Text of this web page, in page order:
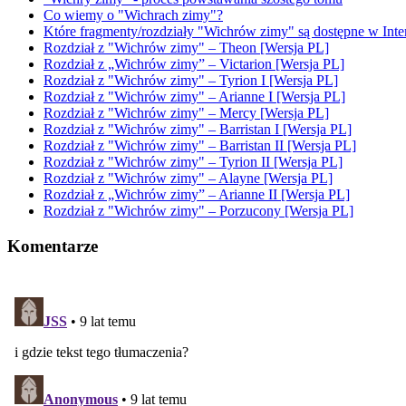
Co wiemy o "Wichrach zimy"?
Które fragmenty/rozdziały "Wichrów zimy" są dostępne w
Rozdział z "Wichrów zimy" – Theon [Wersja PL]
Rozdział z „Wichrów zimy” – Victarion [Wersja PL]
Rozdział z "Wichrów zimy" – Tyrion I [Wersja PL]
Rozdział z "Wichrów zimy" – Arianne I [Wersja PL]
Rozdział z "Wichrów zimy" – Mercy [Wersja PL]
Rozdział z "Wichrów zimy" – Barristan I [Wersja PL]
Rozdział z "Wichrów zimy" – Barristan II [Wersja PL]
Rozdział z "Wichrów zimy" – Tyrion II [Wersja PL]
Rozdział z "Wichrów zimy" – Alayne [Wersja PL]
Rozdział z „Wichrów zimy” – Arianne II [Wersja PL]
Rozdział z "Wichrów zimy" – Porzucony [Wersja PL]
Komentarze